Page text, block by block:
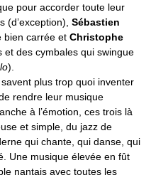
pour accorder toute leur
(d’exception), Sébastien
bien carrée et Christophe
et des cymbales qui swingue
).
plus trop quoi inventer
rendre leur musique
à l’émotion, ces trois là
et simple, du jazz de
qui chante, qui danse, qui
Une musique élevée en fût
nantais avec toutes les